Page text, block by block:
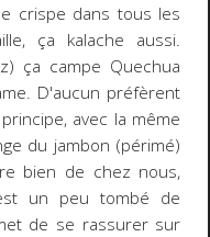
crispe dans tous les
ça kalache aussi.
ça campe Quechua
D'aucun préfèrent
avec la même
du jambon (périmé)
bien de chez nous,
un peu tombé de
de se rassurer sur